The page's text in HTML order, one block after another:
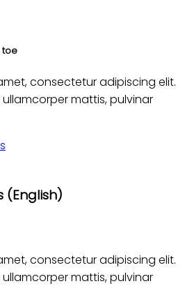
toe
consectetur adipiscing elit.
mattis, pulvinar
(English)
consectetur adipiscing elit.
mattis, pulvinar